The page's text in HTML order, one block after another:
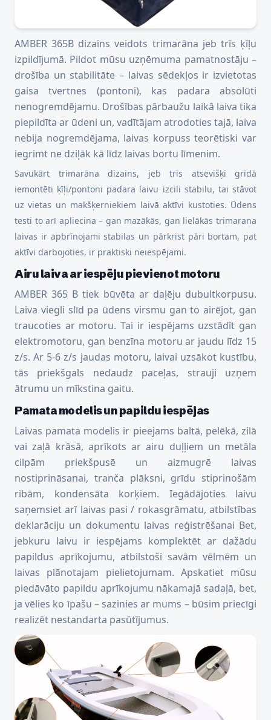
AMBER 365B dizains veidots trimarāna jeb trīs ķīļu
izpildījumā. Pildot mūsu uzņēmuma pamatnostāju –
drošība un stabilitāte – laivas sēdekļos ir izvietotas
gaisa tvertnes (pontoni), kas padara absolūti
nenogremdējamu. Drošības pārbaužu laikā laiva tika
piepildīta ar ūdeni un, vadītājam atrodoties tajā, laiva
nebija nogremdējama, laivas korpuss teorētiski var
iegrimt ne dziļāk kā līdz laivas bortu līmenim.
Savukārt trimarāna dizains, jeb trīs atsevišķi grīdā
iemontēti ķīļi/pontoni padara laivu izcili stabilu, tai stāvot
uz vietas un makšķerniekiem laivā aktīvi kustoties. Ūdens
testi to arī apliecina – gan mazākās, gan lielākās trimarana
laivas ir apbrīnojami stabilas un pārkrist pāri bortam, pat
aktīvi darbojoties, ir praktiski neiespējami.
Airu laiva ar iespēju pievienot motoru
AMBER 365 B tiek būvēta ar daļēju dubultkorpusu.
Laiva viegli slīd pa ūdens virsmu gan to airējot, gan
traucoties ar motoru. Tai ir iespējams uzstādīt gan
elektromotoru, gan benzīna motoru ar jaudu līdz 15
z/s. Ar 5-6 z/s jaudas motoru, laivai uzsākot kustību,
tās priekšgals nedaudz paceļas, strauji uzņem
ātrumu un mīkstina gaitu.
Pamata modelis un papildu iespējas
Laivas pamata modelis ir pieejams baltā, pelēkā, zilā
vai zaļā krāsā, aprīkots ar airu duļļiem un metāla
cilpām priekšpusē un aizmugrē laivas
nostiprināsanai, tranča plāksni, grīdu stiprinošām
ribām, kondensāta korķiem. Iegādājoties laivu
saņemsiet arī laivas pasi / rokasgrāmatu, atbilstības
deklarāciju un dokumentu laivas reģistrēšanai Bet,
jebkuru laivu ir iespējams komplektēt ar dažādu
papildus aprīkojumu, atbilstoši savām vēlmēm un
laivas plānotajam pielietojumam. Apskatiet mūsu
piedāvāto papildu aprīkojumu nākamajā sadaļā, bet,
ja vēlies ko īpašu – sazinies ar mums – būsim priecīgi
realizēt nestandarta pasūtījumus.